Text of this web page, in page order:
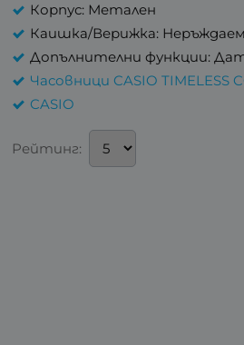
Корпус: Метален
Каишка/Верижка:
Допълнителни функции:
Часовници CASIO TIMELESS
CASIO
Рейтинг: